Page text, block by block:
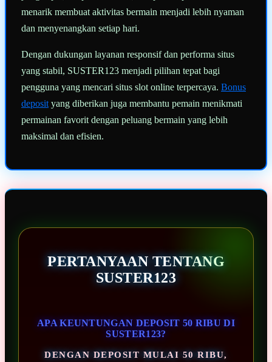
menarik membuat aktivitas bermain menjadi lebih nyaman
dan menyenangkan setiap hari.
Dengan dukungan layanan responsif dan performa situs
yang stabil, SUSTER123 menjadi pilihan tepat bagi
pengguna yang mencari situs slot online terpercaya. Bonus
deposit yang diberikan juga membantu pemain menikmati
permainan favorit dengan peluang bermain yang lebih
maksimal dan efisien.
PERTANYAAN TENTANG
SUSTER123
APA KEUNTUNGAN DEPOSIT 50 RIBU DI
SUSTER123?
DENGAN DEPOSIT MULAI 50 RIBU,